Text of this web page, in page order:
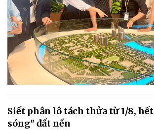
Siết phân lô tách thửa từ 1/8,
sóng" đất nền